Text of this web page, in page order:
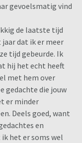
gevoelsmatig vind
de laatste tijd
dat ik er meer
tijd gebeurde. Ik
hij het echt heeft
met hem over
gedachte die jouw
er minder
Deels goed, want
en
het er soms wel